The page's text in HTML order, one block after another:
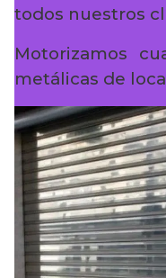
todos nuestros
Motorizamos
metálicas de